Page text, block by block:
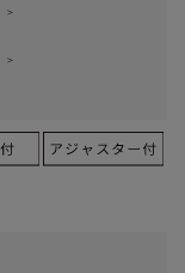
＞
＞